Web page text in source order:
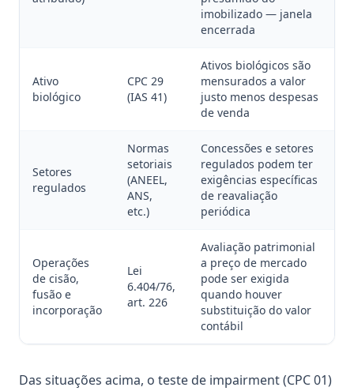
imobilizado — janela
encerrada
Ativo
biológico
CPC 29
(IAS 41)
Ativos biológicos são
mensurados a valor
justo menos despesas
de venda
Setores
regulados
Normas
setoriais
(ANEEL,
ANS,
etc.)
Concessões e setores
regulados podem ter
exigências específicas
de reavaliação
periódica
Operações
de cisão,
fusão e
incorporação
Lei
6.404/76,
art. 226
Avaliação patrimonial
a preço de mercado
pode ser exigida
quando houver
substituição do valor
contábil
Das situações acima, o teste de impairment (CPC 01)